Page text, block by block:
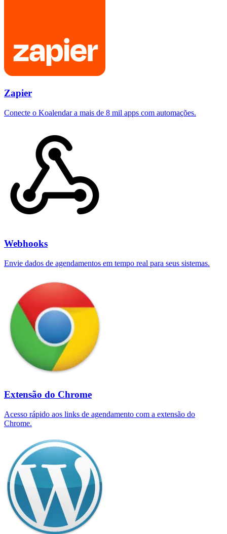
Zapier
Conecte o Koalendar a mais de 8 mil apps com automações.
Webhooks
Envie dados de agendamentos em tempo real para seus sistemas.
Extensão do Chrome
Acesso rápido aos links de agendamento com a extensão do
Chrome.